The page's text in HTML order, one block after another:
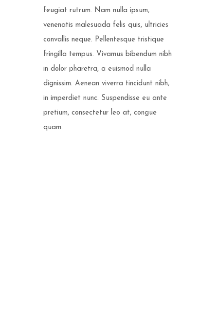
feugiat rutrum. Nam nulla ipsum,
venenatis malesuada felis quis, ultricies
convallis neque. Pellentesque tristique
fringilla tempus. Vivamus bibendum nibh
in dolor pharetra, a euismod nulla
dignissim. Aenean viverra tincidunt nibh,
in imperdiet nunc. Suspendisse eu ante
pretium, consectetur leo at, congue
quam.